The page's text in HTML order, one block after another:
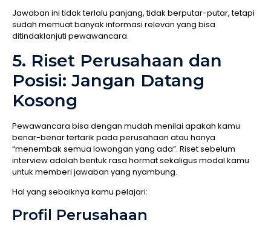
Jawaban ini tidak terlalu panjang, tidak berputar-putar, tetapi
sudah memuat banyak informasi relevan yang bisa
ditindaklanjuti pewawancara.
5. Riset Perusahaan dan
Posisi: Jangan Datang
Kosong
Pewawancara bisa dengan mudah menilai apakah kamu
benar-benar tertarik pada perusahaan atau hanya
“menembak semua lowongan yang ada”. Riset sebelum
interview adalah bentuk rasa hormat sekaligus modal kamu
untuk memberi jawaban yang nyambung.
Hal yang sebaiknya kamu pelajari:
Profil Perusahaan